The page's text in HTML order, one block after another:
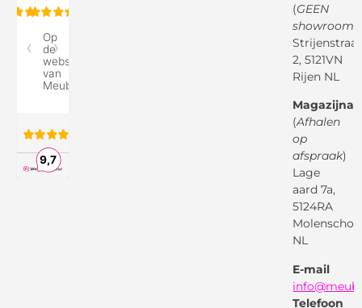
Retourvoorwaarden
Betaalmethodes
Montageservice
Garantievoorwaarden
Privacybeleid
(GEEN
showroom
Strijenstraat
2, 5121VN
Rijen NL
(Afhalen
op
afspraak)
Lage
aard 7a,
5124RA
Molenschot
NL
E-mail
Telefoon